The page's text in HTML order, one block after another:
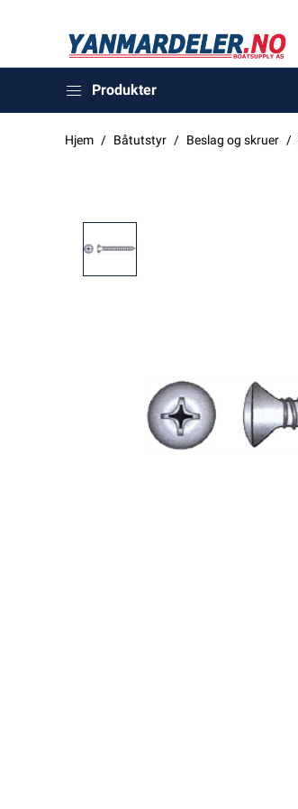
Produkter
Hjem Båtutstyr Beslag og skruer